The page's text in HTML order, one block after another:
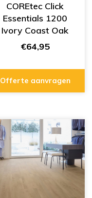
COREtec Click
Essentials 1200
Ivory Coast Oak
05 50 LVP 705
€64,95
Offerte aanvragen